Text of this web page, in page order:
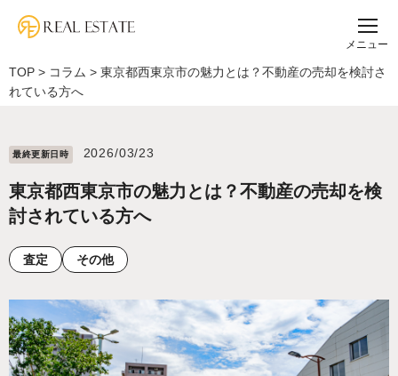
メニュー
TOP > コラム > 東京都西東京市の魅力とは？不動産の売却を検討さ
れている方へ
最終更新⽇時 2026/03/23
東京都西東京市の魅力とは？不動産の売却を検
討されている方へ
査定 その他